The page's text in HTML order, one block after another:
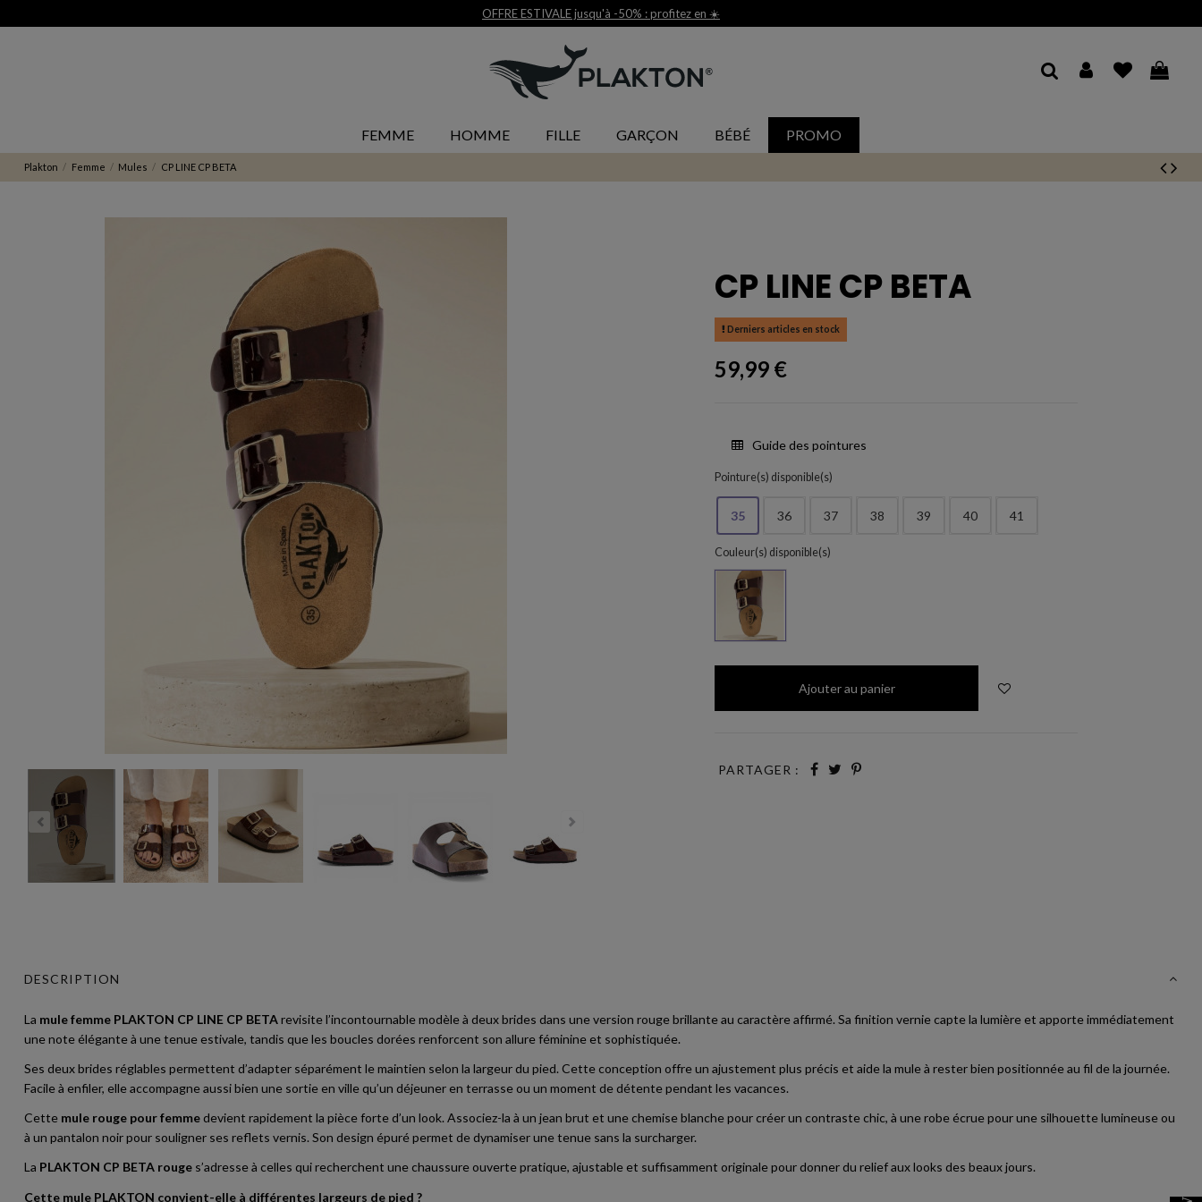
Livraison et retour gratuit 30j*
FEMME HOMME FILLE GARÇON BÉBÉ PROMO
Plakton Femme Mules CP LINE CP BETA
CP LINE CP BETA
Derniers articles en stock
59,99 €
Guide des pointures
Pointure(s) disponible(s)
35 36 37 38 39 40 41
Couleur(s) disponible(s)
Granat
Ajouter au panier
PARTAGER :
DESCRIPTION
La mule femme PLAKTON CP LINE CP BETArevisite l’incontournable modèle à deux brides dans une version rouge brillante au caractère affirmé. Sa finition vernie capte la lumière et apporte immédiatement
une note élégante à une tenue estivale, tandis que les boucles dorées renforcent son allure féminine et sophistiquée.
Ses deux brides réglables permettent d’adapter séparément le maintien selon la largeur du pied. Cette conception offre un ajustement plus précis et aide la mule à rester bien positionnée au fil de la journée.
Facile à enfiler, elle accompagne aussi bien une sortie en ville qu’un déjeuner en terrasse ou un moment de détente pendant les vacances.
Cette mule rouge pour femmedevient rapidement la pièce forte d’un look. Associez-la à un jean brut et une chemise blanche pour créer un contraste chic, à une robe écrue pour une silhouette lumineuse ou
à un pantalon noir pour souligner ses reflets vernis. Son design épuré permet de dynamiser une tenue sans la surcharger.
La PLAKTON CP BETA rouge s’adresse à celles qui recherchent une chaussure ouverte pratique, ajustable et suffisamment originale pour donner du relief aux looks des beaux jours.
Cette mule PLAKTON convient-elle à différentes largeurs de pied ?